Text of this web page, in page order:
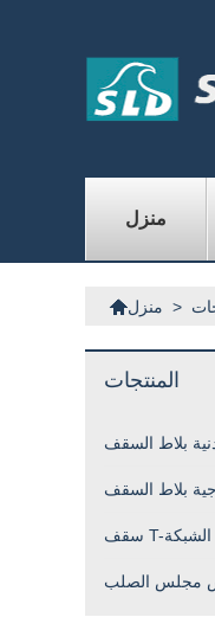
منزل
منزل >
المنتجات
بلاط السقف
بلاط السقف
سقف T-الشبكة
مجلس الصلب